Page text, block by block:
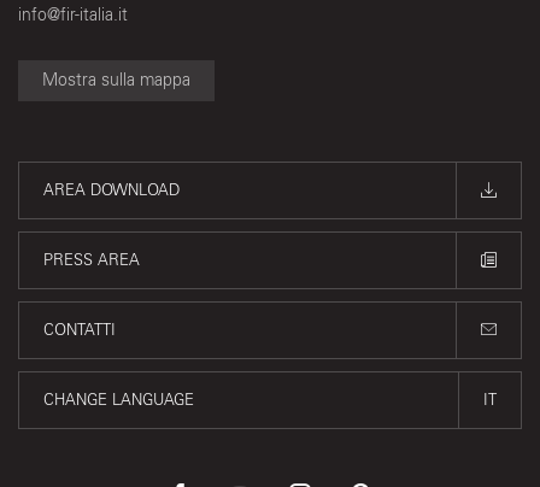
info@fir-italia.it
Mostra sulla mappa
AREA DOWNLOAD
PRESS AREA
CONTATTI
CHANGE LANGUAGE IT